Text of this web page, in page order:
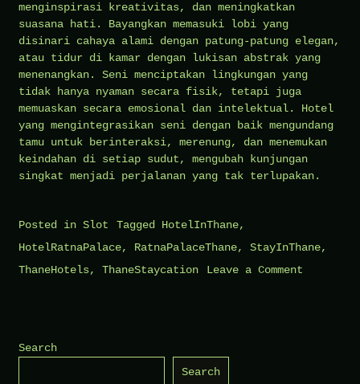
menginspirasi kreativitas, dan meningkatkan
suasana hati. Bayangkan memasuki lobi yang
disinari cahaya alami dengan patung-patung elegan,
atau tidur di kamar dengan lukisan abstrak yang
menenangkan. Seni menciptakan lingkungan yang
tidak hanya nyaman secara fisik, tetapi juga
memuaskan secara emosional dan intelektual. Hotel
yang mengintegrasikan seni dengan baik mengundang
tamu untuk berinteraksi, merenung, dan menemukan
keindahan di setiap sudut, mengubah kunjungan
singkat menjadi perjalanan yang tak terlupakan.
Posted in Slot Tagged HotelInThane,
HotelRatnaPalace, RatnaPalaceThane, StayInThane,
ThaneHotels, ThaneStaycation Leave a Comment
Search
Search